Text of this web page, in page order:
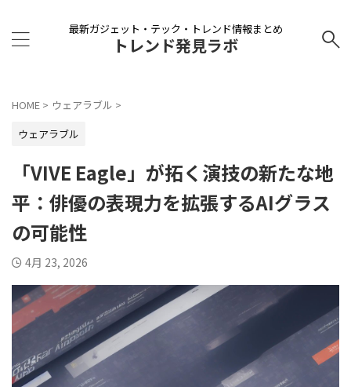
最新ガジェット・テック・トレンド情報まとめ
トレンド発見ラボ
HOME > ウェアラブル >
ウェアラブル
「VIVE Eagle」が拓く演技の新たな地
平：俳優の表現力を拡張するAIグラス
の可能性
4月 23, 2026